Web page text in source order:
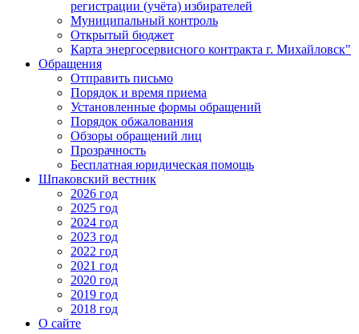
регистрации (учёта) избирателей
Муниципальный контроль
Открытый бюджет
Карта энергосервисного контракта г. Михайловск"
Обращения
Отправить письмо
Порядок и время приема
Установленные формы обращений
Порядок обжалования
Обзоры обращений лиц
Прозрачность
Бесплатная юридическая помощь
Шпаковский вестник
2026 год
2025 год
2024 год
2023 год
2022 год
2021 год
2020 год
2019 год
2018 год
О сайте